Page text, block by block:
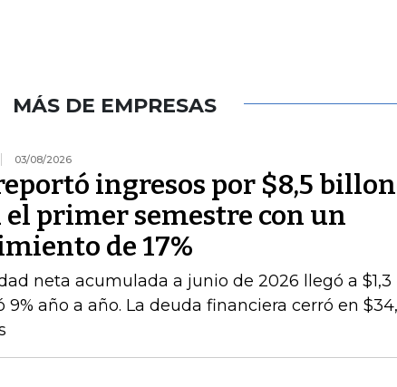
MÁS DE EMPRESAS
03/08/2026
ingresos por $8,5
el primer semestre con un
de 17%
neta acumulada a junio de 2026 llegó a $1,3
9% año a año. La deuda financiera cerró en